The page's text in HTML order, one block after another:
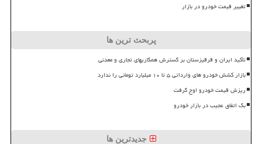
تغییر قیمت خودرو در بازار
پربحث ترین ها
تأکید ایران و قرقیزستان بر گسترش همکاریهای تجاری و معدنی
بازار کشش خودرو های وارداتی ۵ تا ۱۰ میلیارد تومانی را ندارد
ریزش قیمت خودرو اوج گرفت
بک اتفاق عجیب در بازار خودرو
جدیدترین ها